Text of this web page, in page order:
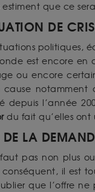
estiment que ce
DE
politiques,
est encore en
ou encore
notamment
depuis l’année
du fait qu’elles ont
DE LA
pas non plus
conséquent, il est
que l’offre